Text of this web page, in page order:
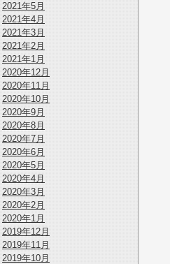
2021年5月
2021年4月
2021年3月
2021年2月
2021年1月
2020年12月
2020年11月
2020年10月
2020年9月
2020年8月
2020年7月
2020年6月
2020年5月
2020年4月
2020年3月
2020年2月
2020年1月
2019年12月
2019年11月
2019年10月